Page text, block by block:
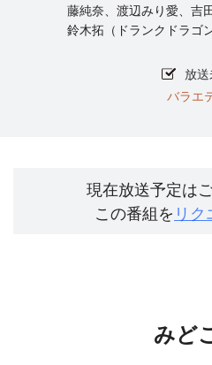
藤純奈、渡辺みり愛、吉
鈴木拓（ドランクドラゴン
放
バラエ
現在放送予定は
この番組を リク
みど